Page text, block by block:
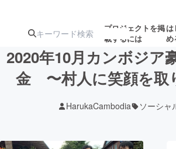
プロジェクトを掲
載するには
は
め
ターン
ジェクト
ロジェ
2020年10月カンボジア
金 〜村人に笑顔を取
HarukaCambodia ソーシャ